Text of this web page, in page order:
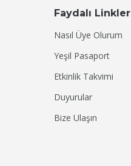
Faydalı Linkler
Nasıl Üye Olurum
Yeşil Pasaport
Etkinlik Takvimi
Duyurular
Bize Ulaşın